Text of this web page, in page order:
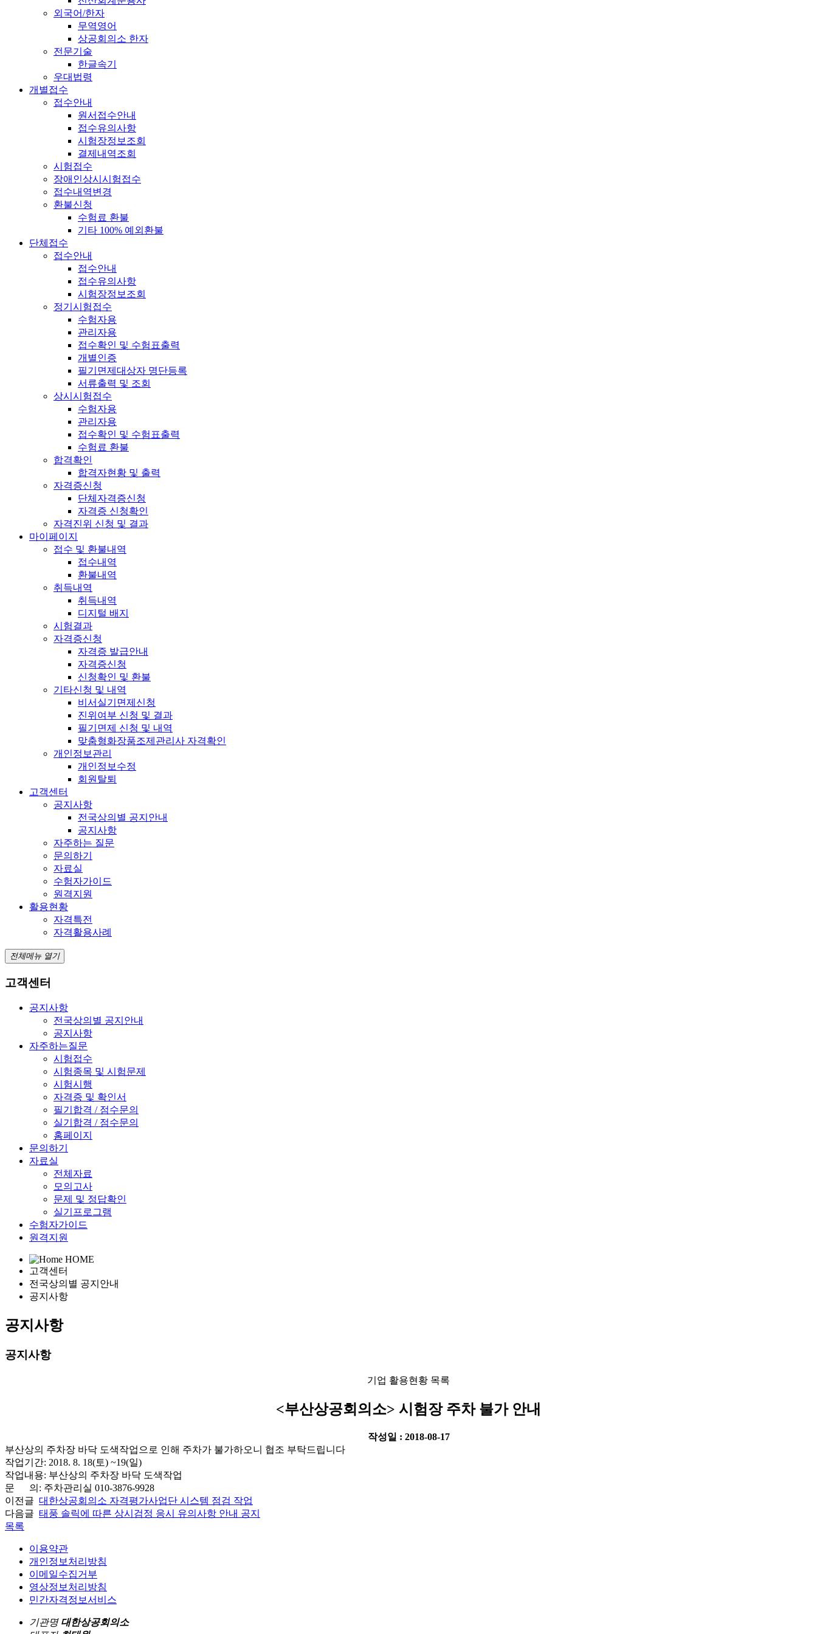
외국어/한자
무역영어
상공회의소 한자
전문기술
한글속기
우대법령
개별접수
접수안내
원서접수안내
접수유의사항
시험장정보조회
결제내역조회
시험접수
장애인상시시험접수
접수내역변경
환불신청
수험료 환불
기타 100% 예외환불
단체접수
접수안내
접수안내
접수유의사항
시험장정보조회
정기시험접수
수험자용
관리자용
접수확인 및 수험표출력
개별인증
필기면제대상자 명단등록
서류출력 및 조회
상시시험접수
수험자용
관리자용
접수확인 및 수험표출력
수험료 환불
합격확인
합격자현황 및 출력
자격증신청
단체자격증신청
자격증 신청확인
자격진위 신청 및 결과
마이페이지
접수 및 환불내역
접수내역
환불내역
취득내역
취득내역
디지털 배지
시험결과
자격증신청
자격증 발급안내
자격증신청
신청확인 및 환불
기타신청 및 내역
비서실기면제신청
진위여부 신청 및 결과
필기면제 신청 및 내역
맞춤형화장품조제관리사 자격확인
개인정보관리
개인정보수정
회원탈퇴
고객센터
공지사항
전국상의별 공지안내
공지사항
자주하는 질문
문의하기
자료실
수험자가이드
원격지원
활용현황
자격특전
자격활용사례
전체메뉴 열기
고객센터
공지사항
전국상의별 공지안내
공지사항
자주하는질문
시험접수
시험종목 및 시험문제
시험시행
자격증 및 확인서
필기합격 / 점수문의
실기합격 / 점수문의
홈페이지
문의하기
자료실
전체자료
모의고사
문제 및 정답확인
실기프로그램
수험자가이드
원격지원
HOME
고객센터
전국상의별 공지안내
공지사항
공지사항
공지사항
기업 활용현황 목록
<부산상공회의소> 시험장 주차 불가 안내
작성일 : 2018-08-17
부산상의 주차장 바닥 도색작업으로 인해 주차가 불가하오니 협조 부탁드립니다
작업기간: 2018. 8. 18(토) ~19(일)
작업내용: 부산상의 주차장 바닥 도색작업
문 의: 주차관리실 010-3876-9928
이전글 대한상공회의소 자격평가사업단 시스템 점검 작업
다음글 태풍 솔릭에 따른 상시검정 응시 유의사항 안내 공지
목록
이용약관
개인정보처리방침
이메일수집거부
영상정보처리방침
민간자격정보서비스
기관명 대한상공회의소